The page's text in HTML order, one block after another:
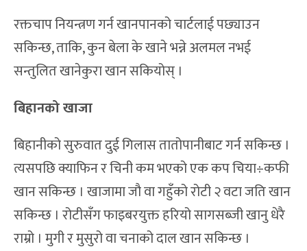
रक्तचाप नियन्त्रण गर्न खानपानको चार्टलाई पछ्याउन
सकिन्छ, ताकि, कुन बेला के खाने भन्ने अलमल नभई
सन्तुलित खानेकुरा खान सकियोस् ।
बिहानको खाजा
बिहानीको सुरुवात दुई गिलास तातोपानीबाट गर्न सकिन्छ ।
त्यसपछि क्याफिन र चिनी कम भएको एक कप चिया÷कफी
खान सकिन्छ । खाजामा जौ वा गहुँको रोटी २ वटा जति खान
सकिन्छ । रोटीसँग फाइबरयुक्त हरियो सागसब्जी खानु धेरै
राम्रो । मुगी र मुसुरो वा चनाको दाल खान सकिन्छ ।